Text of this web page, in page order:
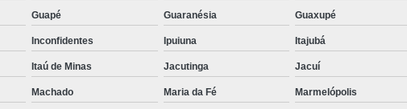
Camisa Social Masculina Preta
Camisa Social Preta Masculina
Camisa Masculina Social Preço
Camisa Social Estampada Masculina Preço
Guapé Guaranésia Guaxupé
Inconfidentes Ipuiuna Itajubá
Itaú de Minas Jacutinga Jacuí
Machado Maria da Fé Marmelópolis